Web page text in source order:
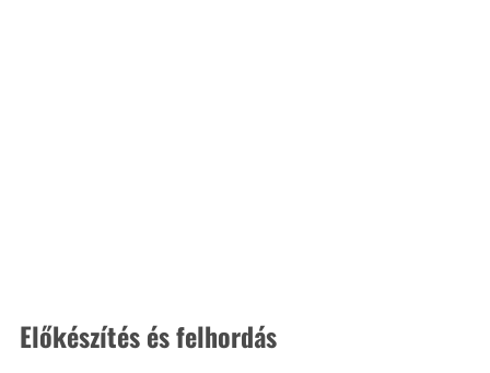
Előkészítés és felhordás